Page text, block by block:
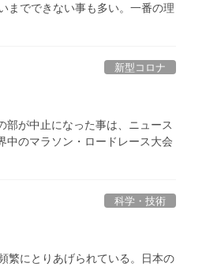
までできない事も多い。一番の理
新型コロナ
が中止になった事は、ニュース
中のマラソン・ロードレース大会
科学・技術
繁にとりあげられている。日本の